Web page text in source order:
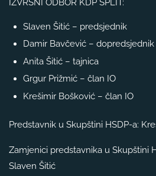
IZVRŠNI ODBOR KDP SPLIT:
Slaven Šitić – predsjednik
Damir Bavčević – dopredsjednik
Anita Šitić – tajnica
Grgur Prižmić – član IO
Krešimir Bošković – član IO
Predstavnik u Skupštini HSDP-a:
Zamjenici predstavnika u Skupštini
Slaven Šitić